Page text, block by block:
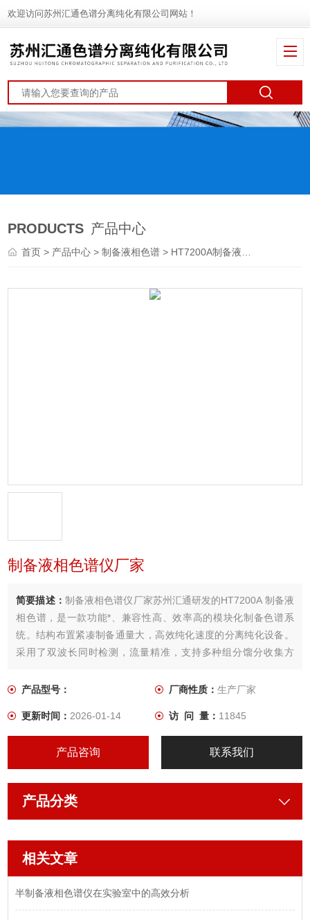
欢迎访问苏州汇通色谱分离纯化有限公司网站！
PRODUCTS 产品中心
首页> 产品中心 >制备液相色谱 > HT7200A制备液相
制备液相色谱仪厂家
简要描述： 制备液相色谱仪厂家苏州汇通研发的HT7200A 制备液
相色谱，是一款功能*、兼容性高、效率高的模块化制备色谱系
统。结构布置紧凑制备通量大，高效纯化速度的分离纯化设备。
采用了双波长同时检测，流量精准，支持多种组分馏分收集方
然产物、中草药、有机合成化合物和蛋白质生物大分子等活性成
产品型号： 厂商性质： 生产厂家
更新时间：2026-01-14 访 问 量： 11845
产品咨询 联系我们
产品分类
相关文章
半制备液相色谱仪在实验室中的高效分析